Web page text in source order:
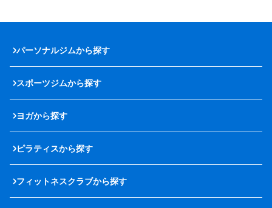
パーソナルジムから探す
スポーツジムから探す
ヨガから探す
ピラティスから探す
フィットネスクラブから探す